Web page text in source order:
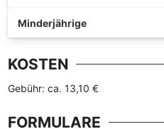
Minderjährige
KOSTEN
Gebühr: ca. 13,10 €
FORMULARE